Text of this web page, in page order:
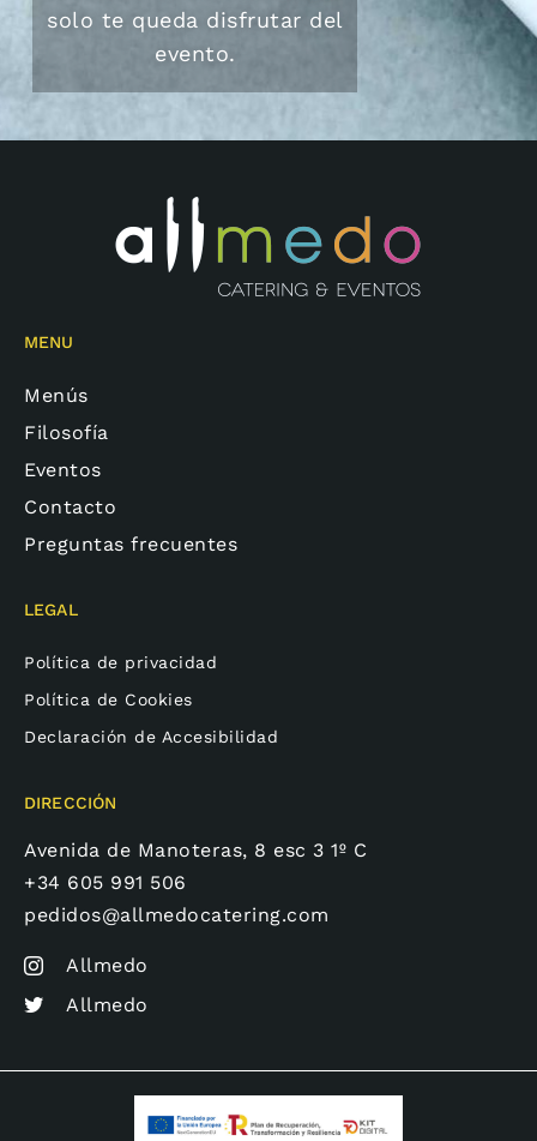
solo te queda disfrutar del
evento.
MENU
Menús
Filosofía
Eventos
Contacto
Preguntas frecuentes
LEGAL
Política de privacidad
Política de Cookies
Declaración de Accesibilidad
DIRECCIÓN
Avenida de Manoteras, 8 esc 3 1º C
+34 605 991 506
pedidos@allmedocatering.com
Allmedo
Allmedo